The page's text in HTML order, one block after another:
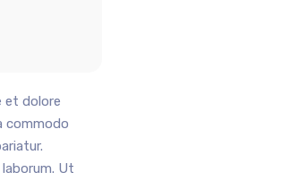
et dolore
commodo
Ut